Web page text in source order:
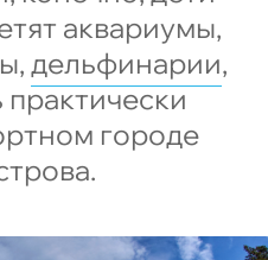
аквариумы,
дельфинарии,
практически
городе